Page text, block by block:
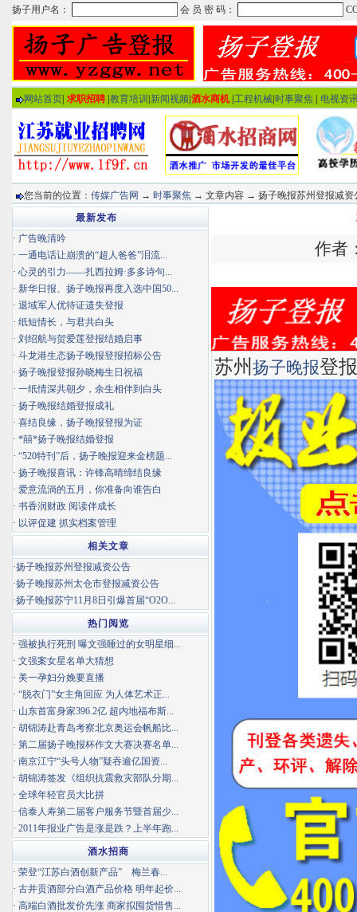
网站首页 求职招聘 教育培训 新闻视频 酒水商机 工程机械 时事聚焦 电视资
您当前的位置： 传媒广告网 → 时事聚焦 → 文章内容 → 扬子晚报苏州登报减资
作者
苏州 扬子晚报登
最新发布
· 广告晚清吟
· 一通电话让崩溃的“超人爸爸”泪流...
· 心灵的引力——扎西拉姆·多多诗句...
· 新华日报、扬子晚报再度入选中国50...
· 退域军人优待证遗失登报
· 纸短情长，与君共白头
· 刘绍航与贺爱莲登报结婚启事
· 斗龙港生态扬子晚报登报招标公告
· 扬子晚报登报孙晓梅生日祝福
· 一纸情深共朝夕，余生相伴到白头
· 扬子晚报结婚登报成礼
· 喜结良缘，扬子晚报登报为证
· *囍*扬子晚报结婚登报
· “520特刊”后，扬子晚报迎来金榜题...
· 扬子晚报喜讯：许锋高晴缔结良缘
· 爱意流淌的五月，你准备向谁告白
· 书香润财政 阅读伴成长
· 以评促建 抓实档案管理
相关文章
·扬子晚报苏州登报减资公告
·扬子晚报苏州太仓市登报减资公告
·扬子晚报苏宁11月8日引爆首届“O2O...
热门阅览
· 强被执行死刑 曝文强睡过的女明星细...
· 文强案女星名单大猜想
· 美一孕妇分娩要直播
· “脱衣门”女主角回应 为人体艺术正...
· 山东首富身家396.2亿 超内地福布斯...
· 胡锦涛赴青岛考察北京奥运会帆船比...
· 第二届扬子晚报杯作文大赛决赛名单...
· 南京江宁“头号人物”疑吞逾亿国资...
· 胡锦涛签发《组织抗震救灾部队分期...
· 全球年轻官员大比拼
· 信泰人寿第二届客户服务节暨首届少...
· 2011年报业广告是涨是跌？上半年跑...
酒水招商
· 荣登“江苏白酒创新产品” 梅兰春...
· 古井贡酒部分白酒产品价格 明年起价...
· 高端白酒批发价先涨 商家拟囤货惜售...